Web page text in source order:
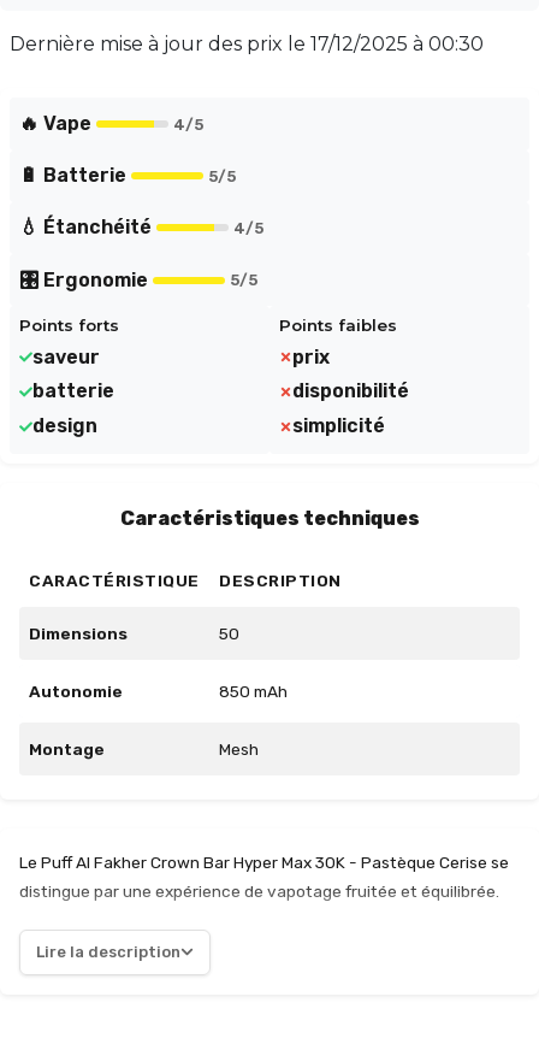
permettent de suivre facilement le niveau de e-liquide
savoureuse.
Dernière mise à jour des prix le 17/12/2025 à 00:30
🔥 Vape 4/5
🔋 Batterie 5/5
💧 Étanchéité 4/5
🎛️ Ergonomie 5/5
Points forts
saveur
batterie
design
Points faibles
prix
disponibilité
simplicité
Caractéristiques techniques
CARACTÉRISTIQUE DESCRIPTION
Dimensions 50
Autonomie 850 mAh
Montage Mesh
Le Puff Al Fakher Crown Bar Hyper Max 30K - Pastèque Cerise se
distingue par une expérience de vapotage fruitée et équilibrée.
acidulée crée une inhalation à la fois agréable et rafraîchissante.
Avec un taux de nicotine de 6 mg/ml en sels de nicotine, chaque
Lire la description